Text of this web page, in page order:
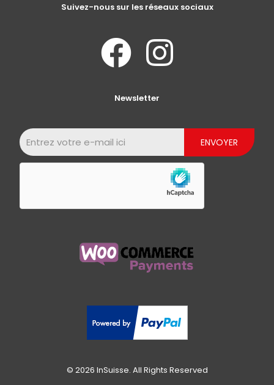
Suivez-nous sur les réseaux sociaux
Newsletter
© 2026 InSuisse. All Rights Reserved